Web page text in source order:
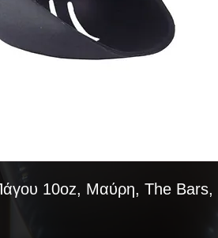
10oz, Μαύρη, The Bars,